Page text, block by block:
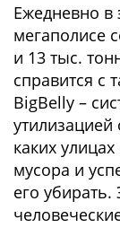
Ежедневно в
мегаполисе
и 13 тыс.
справится с
BigBelly –
утилизацией
каких
мусора и
его убирать.